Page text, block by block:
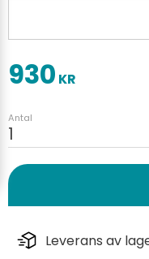
930 KR
Antal
Leverans av